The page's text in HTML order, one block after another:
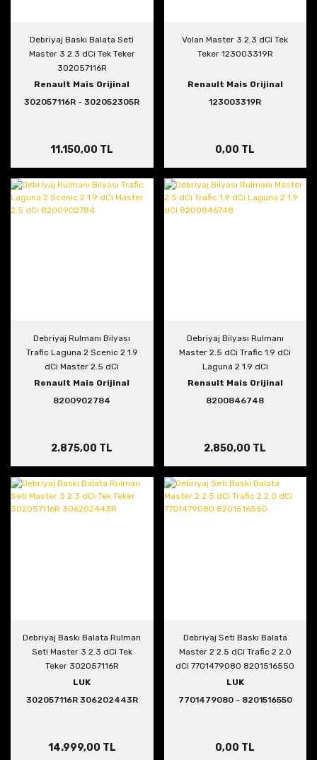
Debriyaj Baskı Balata Seti
Master 3 2.3 dCi Tek Teker
302057116R
Renault Mais Orijinal
302057116R - 302052305R
11.150,00 TL
Volan Master 3 2.3 dCi Tek
Teker 123003319R
Renault Mais Orijinal
123003319R
0,00 TL
Debriyaj Rulmanı Bilyası
Trafic Laguna 2 Scenic 2 1.9
dCi Master 2.5 dCi
8200902784
Renault Mais Orijinal
8200902784
2.875,00 TL
Debriyaj Bilyası Rulmanı
Master 2.5 dCi Trafic 1.9 dCi
Laguna 2 1.9 dCi
8200846748
Renault Mais Orijinal
8200846748
2.850,00 TL
Debriyaj Baskı Balata Rulman
Seti Master 3 2.3 dCi Tek
Teker 302057116R
306202443R
LUK
302057116R 306202443R
14.999,00 TL
Debriyaj Seti Baskı Balata
Master 2 2.5 dCi Trafic 2 2.0
dCi 7701479080 8201516550
LUK
7701479080 - 8201516550
0,00 TL